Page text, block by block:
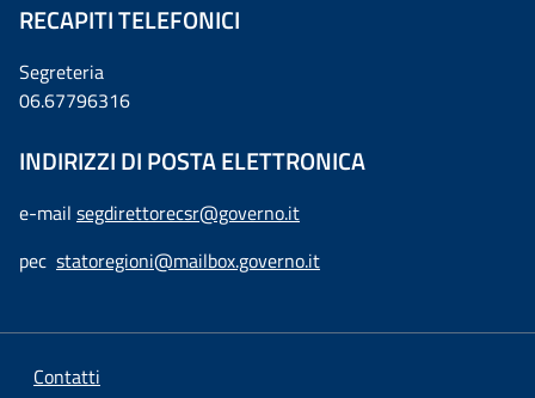
RECAPITI TELEFONICI
Segreteria
06.67796316
INDIRIZZI DI POSTA ELETTRONICA
e-mail segdirettorecsr@governo.it
pec statoregioni@mailbox.governo.it
Contatti